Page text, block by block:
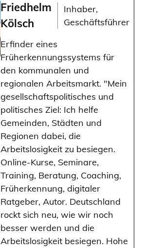
Friedhelm
Kölsch
Inhaber,
Geschäftsführer
Erfinder eines
Früherkennungssystems für
den kommunalen und
regionalen Arbeitsmarkt. "Mein
gesellschaftspolitisches und
politisches Ziel: Ich helfe
Gemeinden, Städten und
Regionen dabei, die
Arbeitslosigkeit zu besiegen.
Online-Kurse, Seminare,
Training, Beratung, Coaching,
Früherkennung, digitaler
Ratgeber, Autor. Deutschland
rockt sich neu, wie wir noch
besser werden und die
Arbeitslosigkeit besiegen. Hohe